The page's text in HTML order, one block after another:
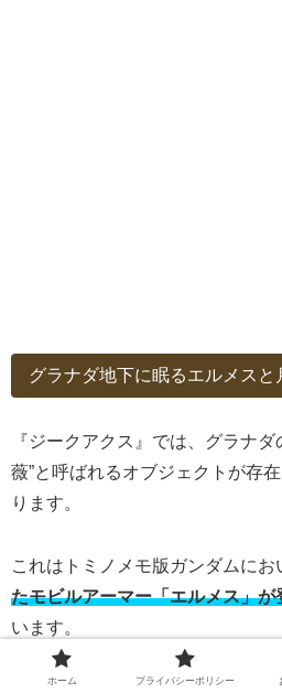
グラナダ地下に眠るエルメスと
『ジークアクス』では、グラナ
薇”と呼ばれるオブジェクトが存
ります。
これはトミノメモ版ガンダムにお
たモビルアーマー「エルメス」が
います。
実際、劇場版『Beginning』でも
ホーム プライバシーポリシー